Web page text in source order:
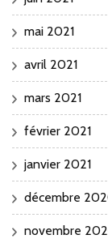
mai 2021
avril 2021
mars 2021
février 2021
janvier 2021
décembre
novembre